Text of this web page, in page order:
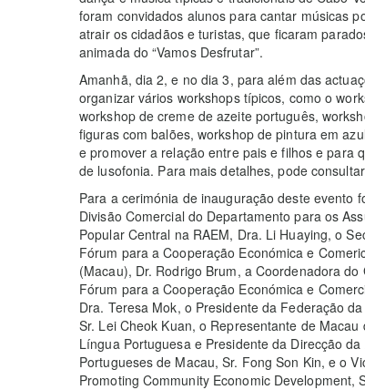
foram convidados alunos para cantar músicas
atrair os cidadãos e turistas, que ficaram
animada do “Vamos Desfrutar”.
Amanhã, dia 2, e no dia 3, para além das
organizar vários workshops típicos, como o
workshop de creme de azeite português,
figuras com balões, workshop de pintura em
e promover a relação entre pais e filhos e para
de lusofonia. Para mais detalhes, pode
Para a cerimónia de inauguração deste evento
Divisão Comercial do Departamento para os
Popular Central na RAEM, Dra. Li Huaying, o
Fórum para a Cooperação Económica e
(Macau), Dr. Rodrigo Brum, a Coordenadora
Fórum para a Cooperação Económica e
Dra. Teresa Mok, o Presidente da Federação
Sr. Lei Cheok Kuan, o Representante de
Língua Portuguesa e Presidente da Direcção
Portugueses de Macau, Sr. Fong Son Kin, e o
Promoting Community Economic Development,